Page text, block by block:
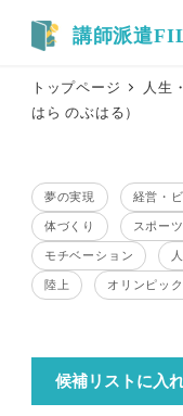
トップページ 人生
はら のぶはる）
テーマ
夢の実現
テーマ
経営・
テーマ
体づくり
テーマ
スポーツ
テーマ
モチベーション
テーマ
陸上
テーマ
オリンピック
候補リストに入